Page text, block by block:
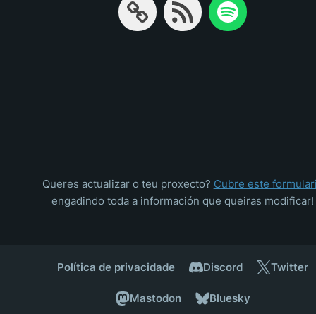
Queres actualizar o teu proxecto? Cubre este
engadindo toda a información que queiras modificar!
Política de privacidade Discord Twitter
Mastodon Bluesky